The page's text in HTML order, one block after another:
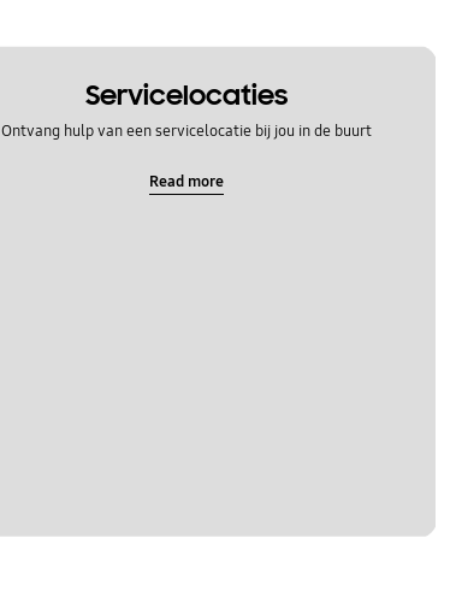
Servicelocaties
Ontvang hulp van een servicelocatie bij jou in de buurt
Read more